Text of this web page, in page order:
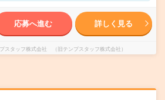
応募へ進む 詳しく見る
スタッフ株式会社 （旧テンプスタッフ株式会社）